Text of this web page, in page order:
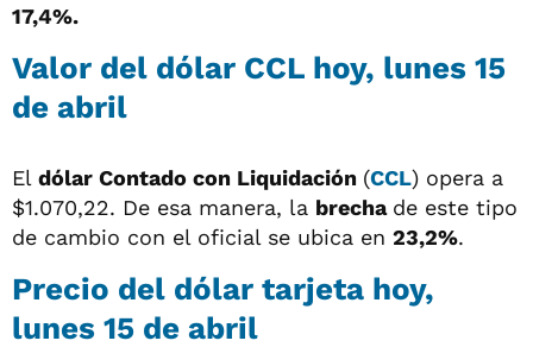
17,4%.
Valor del dólar CCL hoy, lunes 15
de abril
El dólar Contado con Liquidación (CCL) opera a
$1.070,22. De esa manera, la brecha de este tipo
de cambio con el oficial se ubica en 23,2%.
Precio del dólar tarjeta hoy,
lunes 15 de abril